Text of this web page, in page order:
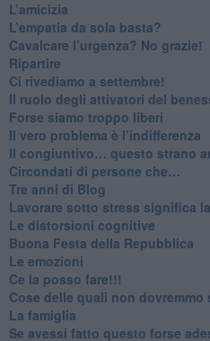
​L’amicizia
​L’empatia da sola basta?
​Cavalcare l’urgenza? No grazie!
Ripartire
​Ci rivediamo a settembre!
​Il ruolo degli attivatori del
​Forse siamo troppo liberi
​Il vero problema è l’indifferenza
​Il congiuntivo… questo strano
​Circondati di persone che…
​Tre anni di Blog
​Lavorare sotto stress significa
​Le distorsioni cognitive
​Buona Festa della Repubblica
Le emozioni
​Ce la posso fare!!!
​Cose delle quali non dovremmo
​La famiglia
​Se avessi fatto questo forse